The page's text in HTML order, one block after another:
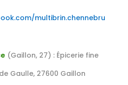
multibrin.chennebru
(Gaillon, 27) : Épicerie fine
Gaulle, 27600 Gaillon